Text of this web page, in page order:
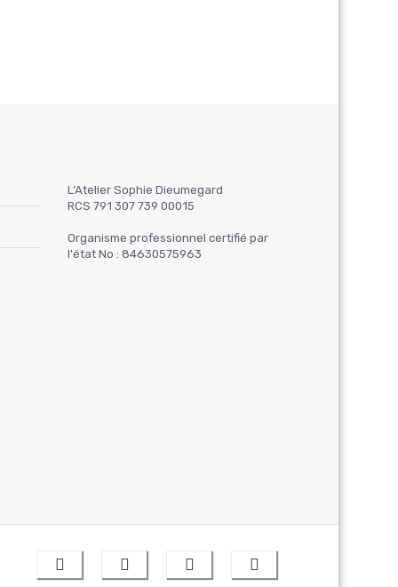
L’Atelier Sophie Dieumegard
RCS 791 307 739 00015
Organisme professionnel certifié par
l'état No : 84630575963